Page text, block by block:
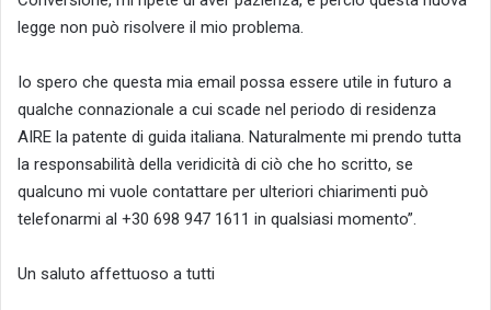
legge non può risolvere il mio problema.
Io spero che questa mia email possa essere utile in futuro a
qualche connazionale a cui scade nel periodo di residenza
AIRE la patente di guida italiana. Naturalmente mi prendo tutta
la responsabilità della veridicità di ciò che ho scritto, se
qualcuno mi vuole contattare per ulteriori chiarimenti può
telefonarmi al +30 698 947 1611 in qualsiasi momento”.
Un saluto affettuoso a tutti